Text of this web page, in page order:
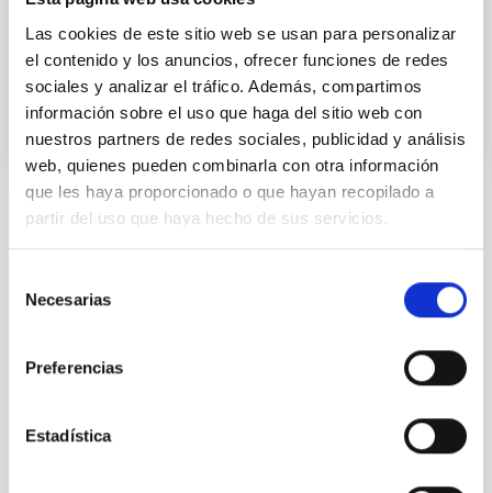
Las cookies de este sitio web se usan para personalizar
el contenido y los anuncios, ofrecer funciones de redes
sociales y analizar el tráfico. Además, compartimos
información sobre el uso que haga del sitio web con
nuestros partners de redes sociales, publicidad y análisis
web, quienes pueden combinarla con otra información
que les haya proporcionado o que hayan recopilado a
partir del uso que haya hecho de sus servicios.
Necesarias
Preferencias
Estadística
Fecha de publicación 14/04/2025 - 17:27:30
TIPO DE NOTICIA
CIENCIA Y TECNOLOGÍA
Física estelar e interestelar (FEEI)